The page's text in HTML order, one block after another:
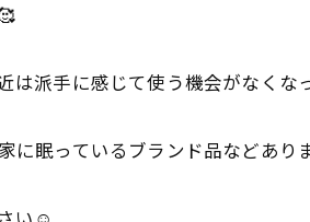
は派手に感じて使う機会がなく
眠っているブランド品などあり